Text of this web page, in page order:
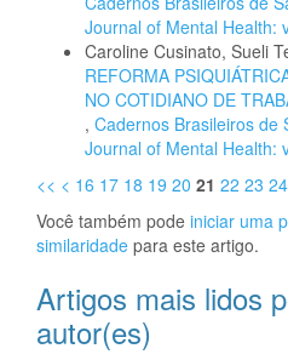
Journal of Mental Health:
Caroline Cusinato, Sueli
REFORMA
NO COTIDIANO DE
, Cadernos Brasileiros de
Journal of Mental Health:
<< < 16 17 18 19 20 21 22 23 24
Você também pode iniciar uma
similaridade para este artigo.
Artigos mais lidos
autor(es)